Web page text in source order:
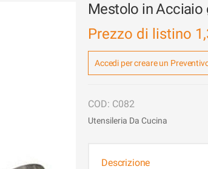
Mestolo in Acciaio
Prezzo di listino
Accedi per creare un
C082
Utensileria Da Cucina
Descrizione